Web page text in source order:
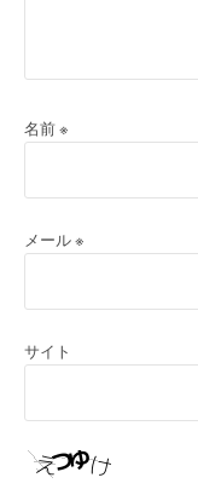
名前 ※
メール ※
サイト